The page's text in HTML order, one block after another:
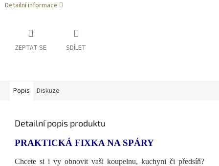
Detailní informace
ZEPTAT SE SDÍLET
Popis Diskuze
Detailní popis produktu
PRAKTICKÁ FIXKA NA SPÁRY
Chcete si i vy obnovit vaši koupelnu, kuchyni či předsíň?